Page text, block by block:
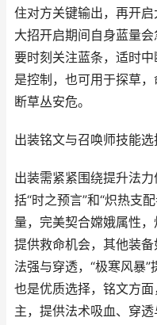
住对方关键输出，再开启
大招开启期间自身蓝量
要时刻关注蓝条，适时
是控制，也可用于探草
断草丛安危。
出装铭文与召唤师技能选
出装需紧紧围绕提升法
括“时之预言”和“炽热支
量，完美契合嫦娥属性
提供救命机会，其他装备
法强与穿透，“极寒风暴”
也是优质选择，铭文方面
主，提供法术吸血、穿